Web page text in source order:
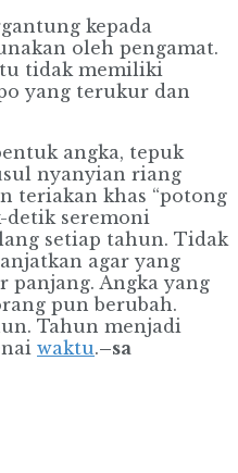
kepada
oleh pengamat.
tidak memiliki
yang terukur dan
angka, tepuk
nyanyian riang
teriakan khas “potong
detik seremoni
setiap tahun. Tidak
agar yang
panjang. Angka yang
pun berubah.
Tahun menjadi
waktu.–sa